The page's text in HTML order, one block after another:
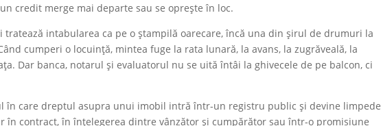
credit merge mai departe sau se oprește în loc.
tratează intabularea ca pe o ștampilă oarecare, încă una din șirul de drumuri la
cumperi o locuință, mintea fuge la rata lunară, la avans, la zugrăveală, la
Dar banca, notarul și evaluatorul nu se uită întâi la ghivecele de pe balcon, ci
în care dreptul asupra unui imobil intră într-un registru public și devine limpede
în contract, în înțelegerea dintre vânzător și cumpărător sau într-o promisiune